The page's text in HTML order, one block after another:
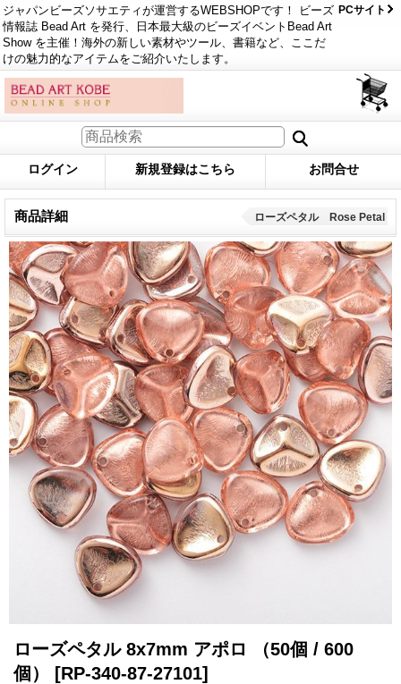
ジャパンビーズソサエティが運営するWEBSHOPです！ ビーズ
情報誌 Bead Art を発行、日本最大級のビーズイベントBead Art
Show を主催！海外の新しい素材やツール、書籍など、ここだ
けの魅力的なアイテムをご紹介いたします。
PCサイト
ログイン 新規登録はこちら お問合せ
商品詳細 ローズペタル Rose Petal
ローズペタル 8x7mm アポロ （50個 / 600
個） [RP-340-87-27101]